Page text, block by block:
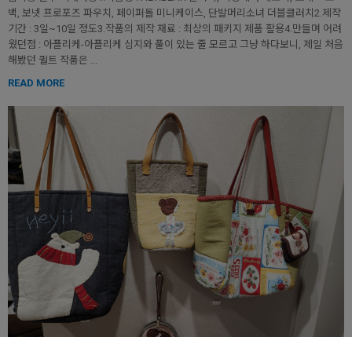
백, 보넷 프로포즈 파우치, 페이퍼돌 미니케이스, 단발머리소녀 더블클러치2.제작
기간 : 3일~10일 정도3.작품의 제작 재료 : 최상의 패키지 제품 활용4.만들며 어려
웠던점 : 아플리케-아플리케 심지와 풀이 있는 줄 모르고 그냥 하다보니, 제일 처음
해봤던 퀼트 작품은 ...
READ MORE